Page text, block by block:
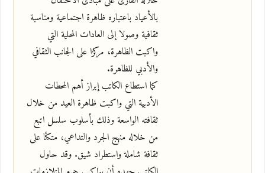
بالأعياد باعتباره ظاهرة اجتماعية ومناسبة
ثقافية وصولا إلى العادات المحلية التي
واكبت الظاهرة، مركزا على الجانب الثقافي
والأدبي للظاهرة.
كما استطاع الكاتب إبراز أهم المحطات
الأدبية التي واكبت ظاهرة العيد من خلال
ثقافته الواسعة وذلك بأسلوب سلسل اتبع
من خلاله منهج الجرد والتداعي، متكئا على
ثقافة شاملة واستطراد شيق. وقد حاول